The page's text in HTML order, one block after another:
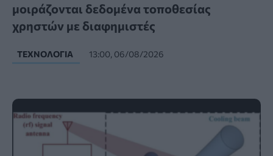
μοιράζονται δεδομένα τοποθεσίας
χρηστών με διαφημιστές
ΤΕΧΝΟΛΟΓΊΑ 13:00, 06/08/2026